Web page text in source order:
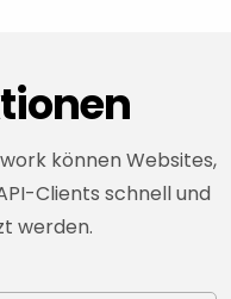
können Websites,
Clients schnell und
werden.